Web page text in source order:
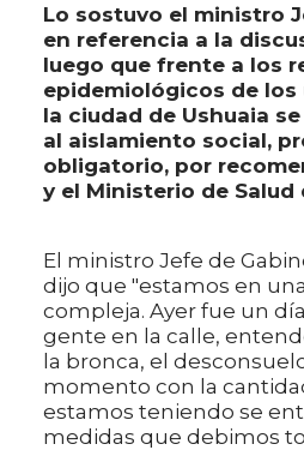
Lo sostuvo el ministro
en referencia a la
luego que frente a los
epidemiológicos de los
la ciudad de Ushuaia
al aislamiento social,
obligatorio, por
y el Ministerio de Salud
El ministro Jefe de
dijo que "estamos en
compleja. Ayer fue un
gente en la calle,
la bronca, el
momento con la
estamos teniendo se
medidas que debimos